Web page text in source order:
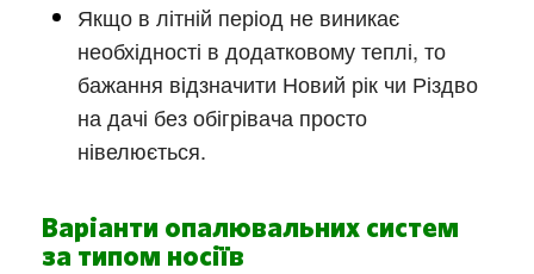
Якщо в літній період не виникає
необхідності в додатковому теплі, то
бажання відзначити Новий рік чи Різдво
на дачі без обігрівача просто
нівелюється.
Варіанти опалювальних систем
за типом носіїв